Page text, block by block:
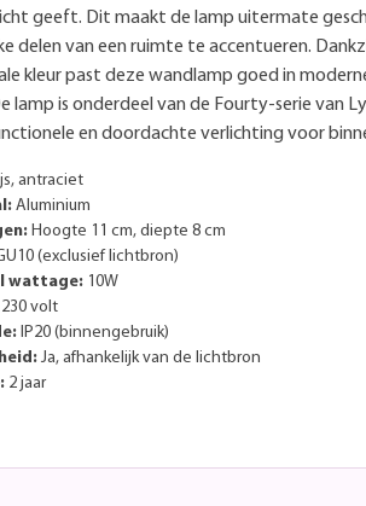
geeft. Dit maakt de lamp uitermate
delen van een ruimte te accentueren.
kleur past deze wandlamp goed in
lamp is onderdeel van de Fourty-serie van
en doordachte verlichting voor
antraciet
Aluminium
Hoogte 11 cm, diepte 8 cm
(exclusief lichtbron)
wattage: 10W
230 volt
IP20 (binnengebruik)
Ja, afhankelijk van de lichtbron
2 jaar